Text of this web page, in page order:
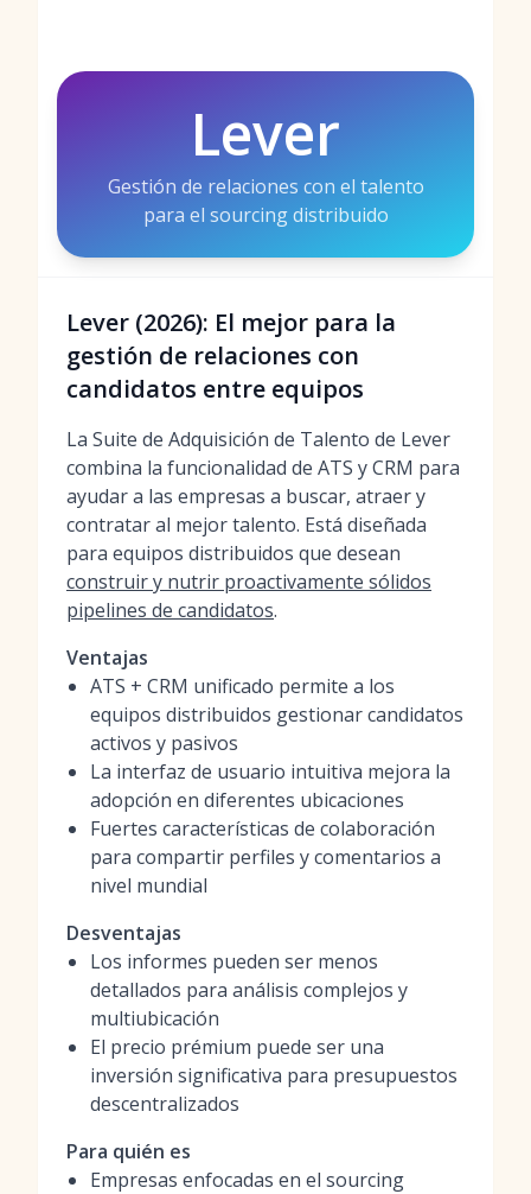
Lever
Gestión de relaciones con el talento
para el sourcing distribuido
Lever (2026): El mejor para la
gestión de relaciones con
candidatos entre equipos
La Suite de Adquisición de Talento de Lever
combina la funcionalidad de ATS y CRM para
ayudar a las empresas a buscar, atraer y
contratar al mejor talento. Está diseñada
para equipos distribuidos que desean
construir y nutrir proactivamente sólidos
pipelines de candidatos.
Ventajas
ATS + CRM unificado permite a los
equipos distribuidos gestionar candidatos
activos y pasivos
La interfaz de usuario intuitiva mejora la
adopción en diferentes ubicaciones
Fuertes características de colaboración
para compartir perfiles y comentarios a
nivel mundial
Desventajas
Los informes pueden ser menos
detallados para análisis complejos y
multiubicación
El precio prémium puede ser una
inversión significativa para presupuestos
descentralizados
Para quién es
Empresas enfocadas en el sourcing